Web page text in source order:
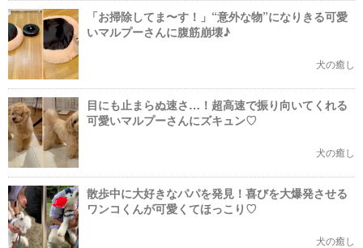
「お掃除してま〜す！」“意外な物”になりきる可愛
いマルプーさんに腹筋崩壊♪
犬の癒し
目にも止まらぬ速さ…！超高速で振り向いてくれる
可愛いマルプーさんにズキュン♡
犬の癒し
散歩中に大好きなパパを発見！喜びを大爆発させる
ワンコくんが可愛くてほっこり♡
犬の癒し